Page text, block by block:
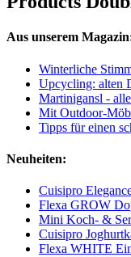
Aus unserem
Winterliche
Upcycling: alten
Martinigansl -
Mit Outdoor-
Tipps für einen
Neuheiten:
Cuisipro
Flexa GROW
Mini Koch- &
Cuisipro
Flexa WHITE